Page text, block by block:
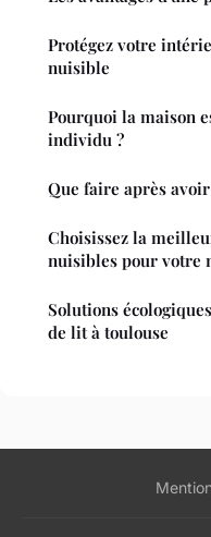
Protégez votre
nuisible
Pourquoi la maison
individu ?
Que faire après
Choisissez la
nuisibles pour votre
Solutions
de lit à toulouse